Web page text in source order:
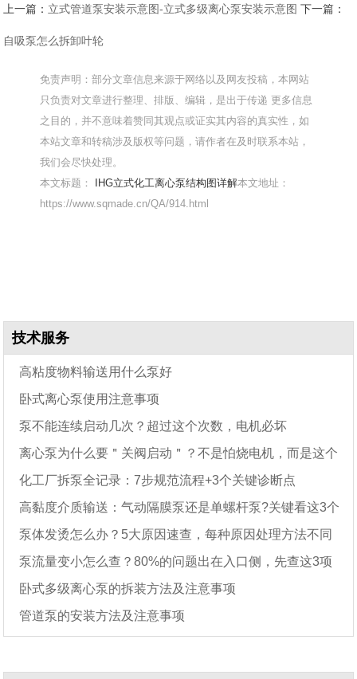
上一篇： 立式管道泵安装示意图-立式多级离心泵安装示意图 下一篇：
自吸泵怎么拆卸叶轮
免责声明：部分文章信息来源于网络以及网友投稿，本网站
只负责对文章进行整理、排版、编辑，是出于传递 更多信息
之目的，并不意味着赞同其观点或证实其内容的真实性，如
本站文章和转稿涉及版权等问题，请作者在及时联系本站，
我们会尽快处理。
本文标题：
IHG立式化工离心泵结构图详解本文地址：
https://www.sqmade.cn/QA/914.html
技术服务
高粘度物料输送用什么泵好
卧式离心泵使用注意事项
泵不能连续启动几次？超过这个次数，电机必坏
离心泵为什么要＂关阀启动＂？不是怕烧电机，而是这个
原因化工厂拆泵全记录：7步规范流程+3个关键诊断点
高黏度介质输送：气动隔膜泵还是单螺杆泵?关键看这3个
参数泵体发烫怎么办？5大原因速查，每种原因处理方法不同
泵流量变小怎么查？80%的问题出在入口侧，先查这3项
卧式多级离心泵的拆装方法及注意事项
管道泵的安装方法及注意事项